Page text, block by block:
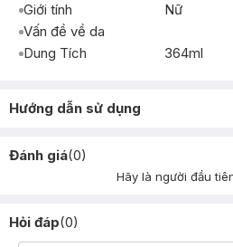
Giới tính
Nữ
Vấn đề về da
Dung Tích
364ml
Hướng dẫn sử dụng
Đánh giá(0)
Hãy là người đầu
Hỏi đáp(0)